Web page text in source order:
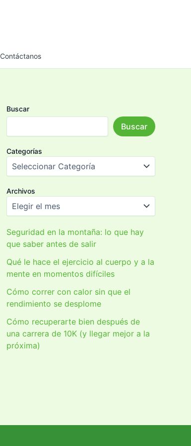
Contáctanos
Buscar
Buscar
Categorías
Archivos
Seguridad en la montaña: lo que hay
que saber antes de salir
Qué le hace el ejercicio al cuerpo y a la
mente en momentos difíciles
Cómo correr con calor sin que el
rendimiento se desplome
Cómo recuperarte bien después de
una carrera de 10K (y llegar mejor a la
próxima)